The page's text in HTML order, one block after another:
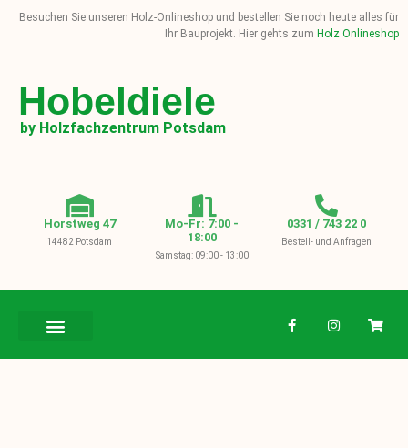
Besuchen Sie unseren Holz-Onlineshop und bestellen Sie noch heute alles für
Ihr Bauprojekt. Hier gehts zum Holz Onlineshop
Hobeldiele
by Holzfachzentrum Potsdam
Horstweg 47
14482 Potsdam
Mo-Fr: 7:00 -
18:00
Samstag: 09:00 - 13:00
0331 / 743 22 0
Bestell- und Anfragen